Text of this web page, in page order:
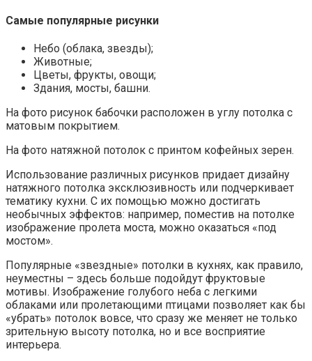
Самые популярные рисунки
Небо (облака, звезды);
Животные;
Цветы, фрукты, овощи;
Здания, мосты, башни.
На фото рисунок бабочки расположен в углу потолка с
матовым покрытием.
На фото натяжной потолок с принтом кофейных зерен.
Использование различных рисунков придает дизайну
натяжного потолка эксклюзивность или подчеркивает
тематику кухни. С их помощью можно достигать
необычных эффектов: например, поместив на потолке
изображение пролета моста, можно оказаться «под
мостом».
Популярные «звездные» потолки в кухнях, как правило,
неуместны – здесь больше подойдут фруктовые
мотивы. Изображение голубого неба с легкими
облаками или пролетающими птицами позволяет как бы
«убрать» потолок вовсе, что сразу же меняет не только
зрительную высоту потолка, но и все восприятие
интерьера.